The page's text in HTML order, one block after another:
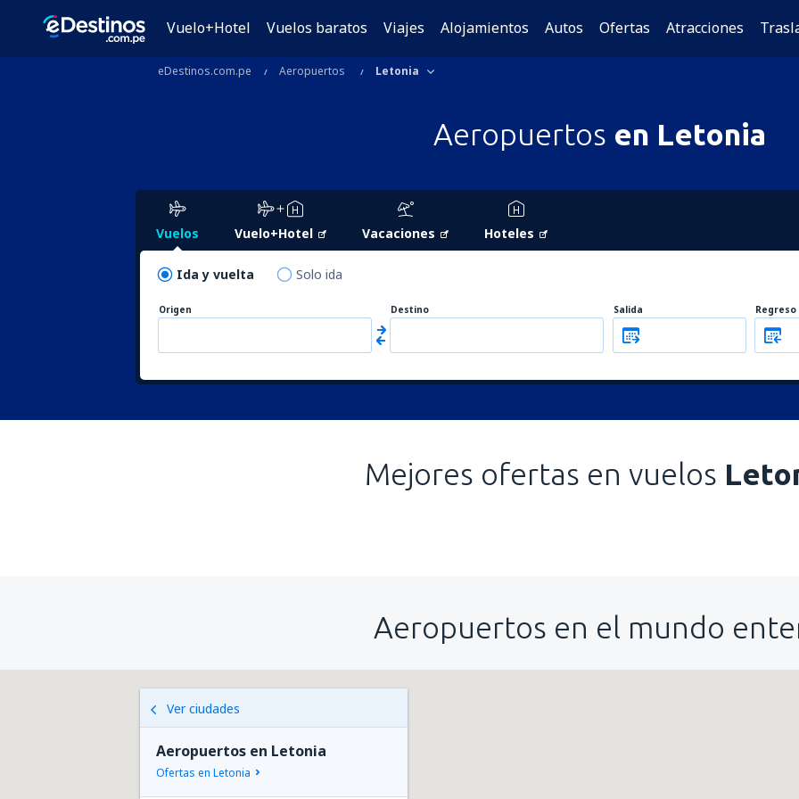
Vuelo+Hotel Vuelos baratos Viajes Alojamientos Autos Ofertas Atracciones
eDestinos.com.pe Aeropuertos Letonia
Aeropuertos en Letonia
Vuelos Vuelo+Hotel Vacaciones Hoteles
Ida y vuelta Solo ida
Origen Destino Salida Regreso
Mejores ofertas en vuelos
Aeropuertos en el mundo
Ver ciudades
Aeropuertos en Letonia
Ofertas en Letonia